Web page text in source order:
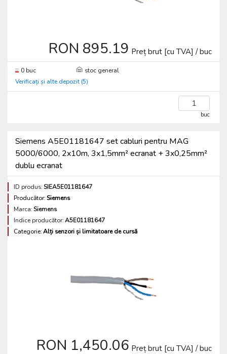
RON 895.19 Preț brut [cu TVA] / buc
0 buc
stoc general
Verificați și alte depozit (5)
buc
Siemens A5E01181647 set cabluri pentru MAG
5000/6000, 2x10m, 3x1,5mm² ecranat + 3x0,25mm²
dublu ecranat
ID produs:SIEA5E01181647
Producător:Siemens
Marca:Siemens
Indice producător:A5E01181647
Categorie:Alți senzori și limitatoare de cursă
RON 1,450.06 Preț brut [cu TVA] / buc